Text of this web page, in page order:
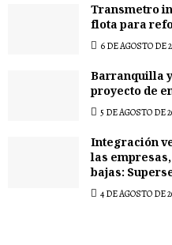
Transmetro
flota para
6 DE AGOSTO DE
Barranquilla
proyecto de
5 DE AGOSTO DE
Integración
las
bajas:
4 DE AGOSTO DE